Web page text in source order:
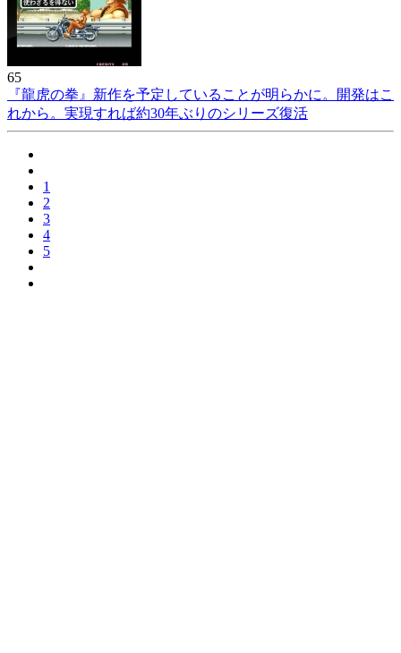
65
『龍虎の拳』新作を予定していることが明らかに。開発はこ
れから。実現すれば約30年ぶりのシリーズ復活
1
2
3
4
5